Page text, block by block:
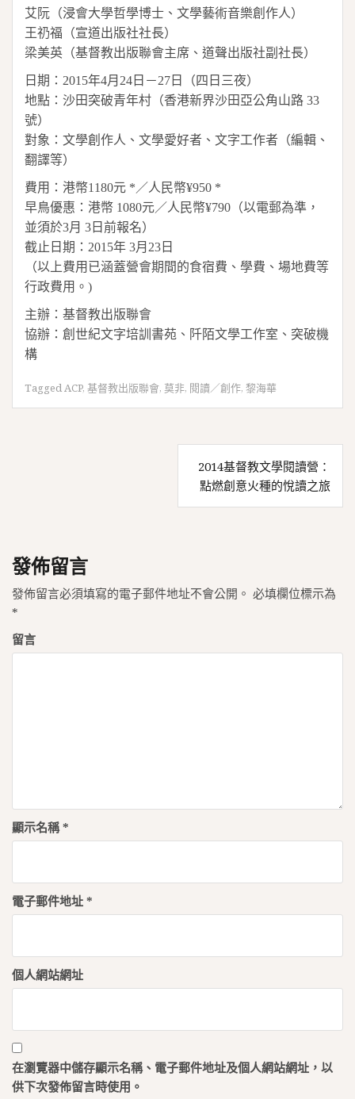
艾阮（浸會大學哲學博士、文學藝術音樂創作人）
王礽福（宣道出版社社長）
梁美英（基督教出版聯會主席、道聲出版社副社長）
日期： 2015年4月 24 日－27 日（四日三夜）
地點：沙田突破青年村（香港新界沙田亞公角山路 33
號）
對象：文學創作人、文學愛好者、文字工作者（編輯、
翻譯等）
費用：港幣1180元 * ／人民幣¥950 *
早鳥優惠：港幣 1080元／人民幣¥790 （以電郵為準，
並須於3月 3 日前報名）
截止日期： 2015年 3月 23 日
（以上費用已涵蓋營會期間的食宿費、學費、場地費等
行政費用。 )
主辦：基督教出版聯會
協辦：創世紀文字培訓書苑、阡陌文學工作室、突破機
構
TaggedACP, 基督教出版聯會, 莫非, 閱讀／創作, 黎海華
2014基督教文學閱讀營：
點燃創意火種的悅讀之旅
發佈留言
發佈留言必須填寫的電子郵件地址不會公開。 必填欄位標示為
*
留言
顯示名稱*
電子郵件地址 *
個人網站網址
在瀏覽器中儲存顯示名稱、電子郵件地址及個人網站網址，以
供下次發佈留言時使用。